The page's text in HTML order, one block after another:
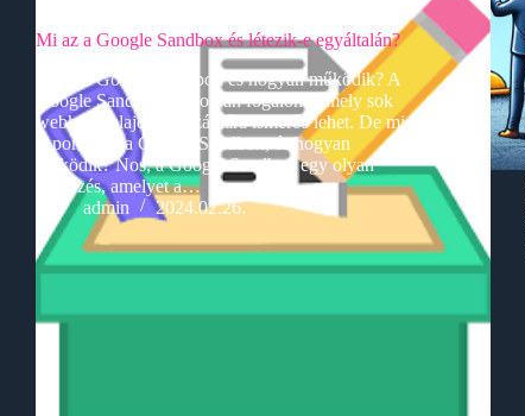
Mi az a Google Sandbox és létezik-e egyáltalán?
Mi az a Google Sandbox és hogyan működik? A
Google Sandbox egy olyan fogalom, amely sok
webhely tulajdonos számára ismerős lehet. De mi
is pontosan a Google Sandbox, és hogyan
működik? Nos, a Google Sandbox egy olyan
kifejezés, amelyet a…
admin
2024.02.26.